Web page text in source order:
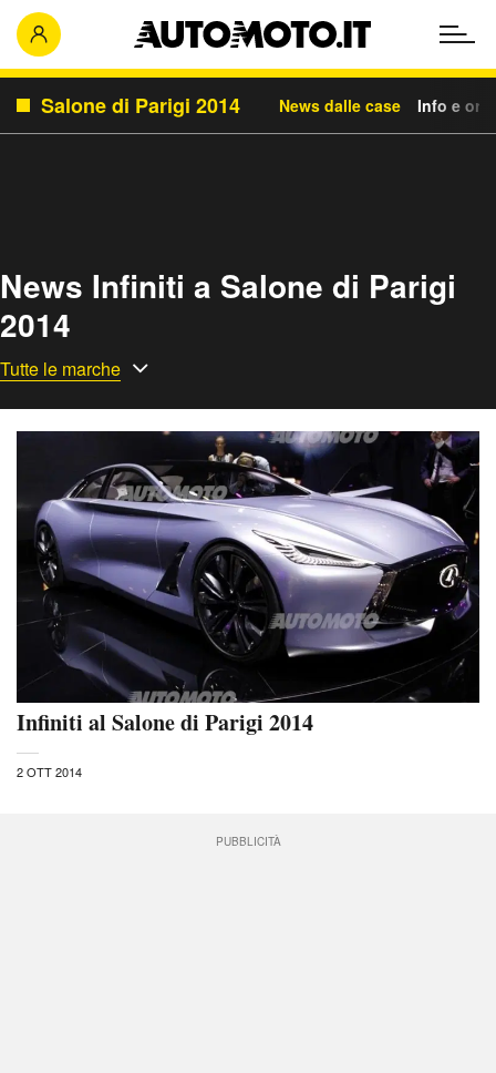
Salone di Parigi 2014 News dalle case Info e
News Infiniti a Salone di Parigi
2014
Tutte le marche
Infiniti al Salone di Parigi 2014
2 OTT 2014
PUBBLICITÀ